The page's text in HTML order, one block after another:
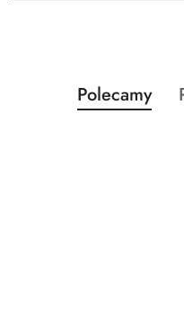
Pomiń karuzelę
Produkty
o
Polecamy